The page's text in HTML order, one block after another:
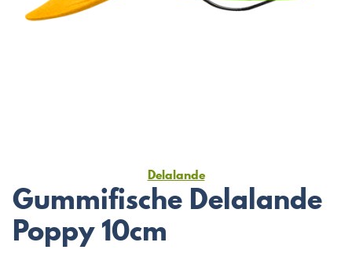
Delalande
Gummifische Delalande
Poppy 10cm